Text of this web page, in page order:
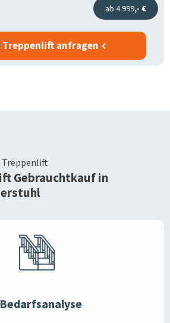
ab 4.999,- €
anfragen
Treppenlift
Gebrauchtkauf in